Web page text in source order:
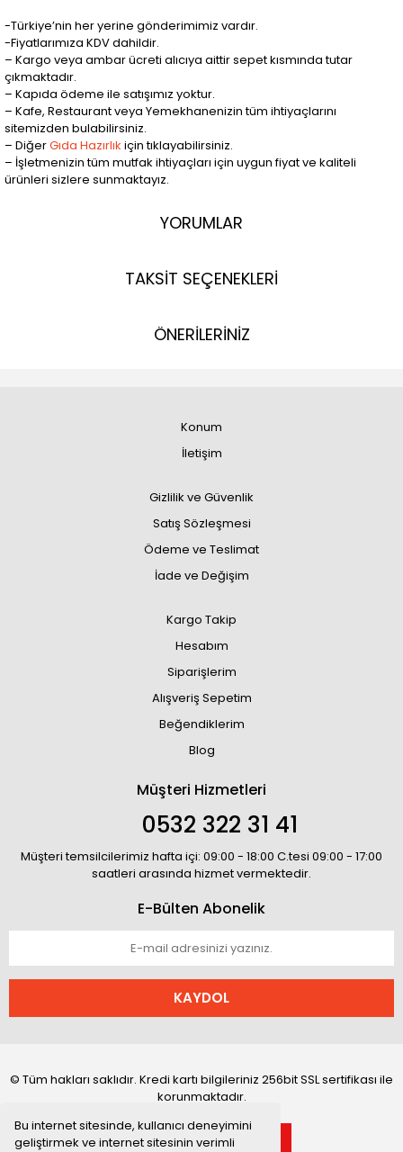
Bu internet sitesinde, kullanıcı deneyimini
geliştirmek ve internet sitesinin verimli
-Türkiye’nin her yerine gönderimimiz vardır.
-Fiyatlarımıza KDV dahildir.
– Kargo veya ambar ücreti alıcıya aittir sepet kısmında tutar
çıkmaktadır.
– Kapıda ödeme ile satışımız yoktur.
– Kafe, Restaurant veya Yemekhanenizin tüm ihtiyaçlarını
sitemizden bulabilirsiniz.
– DiğerGıda Hazırlık için tıklayabilirsiniz.
– İşletmenizin tüm mutfak ihtiyaçları için uygun fiyat ve kaliteli
ürünleri sizlere sunmaktayız.
YORUMLAR
TAKSİT SEÇENEKLERİ
ÖNERİLERİNİZ
Konum
İletişim
Gizlilik ve Güvenlik
Satış Sözleşmesi
Ödeme ve Teslimat
İade ve Değişim
Kargo Takip
Hesabım
Siparişlerim
Alışveriş Sepetim
Beğendiklerim
Blog
Müşteri Hizmetleri
0532 322 31 41
Müşteri temsilcilerimiz hafta içi: 09:00 - 18:00 C.tesi 09:00 - 17:00
saatleri arasında hizmet vermektedir.
E-Bülten Abonelik
KAYDOL
© Tüm hakları saklıdır. Kredi kartı bilgileriniz 256bit SSL sertifikası ile
korunmaktadır.